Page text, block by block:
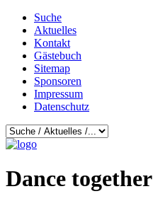
Suche
Aktuelles
Kontakt
Gästebuch
Sitemap
Sponsoren
Impressum
Datenschutz
Dance together